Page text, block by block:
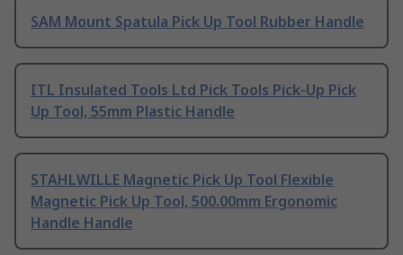
SAM Mount Spatula Pick Up Tool Rubber Handle
ITL Insulated Tools Ltd Pick Tools Pick-Up Pick
Up Tool, 55mm Plastic Handle
STAHLWILLE Magnetic Pick Up Tool Flexible
Magnetic Pick Up Tool, 500.00mm Ergonomic
Handle Handle